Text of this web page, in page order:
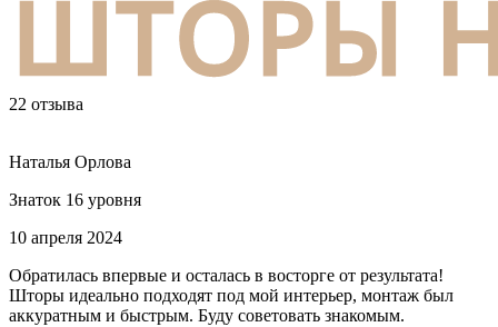
22 отзыва
Наталья Орлова
Знаток 16 уровня
10 апреля 2024
Обратилась впервые и осталась в восторге от результата!
Шторы идеально подходят под мой интерьер, монтаж был
аккуратным и быстрым. Буду советовать знакомым.